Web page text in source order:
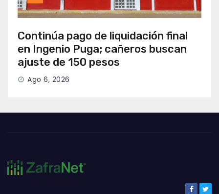
Continúa pago de liquidación final
en Ingenio Puga; cañeros buscan
ajuste de 150 pesos
Ago 6, 2026